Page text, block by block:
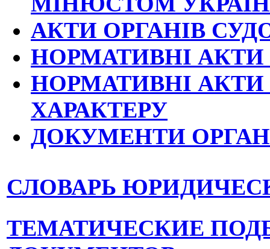
АКТИ ОРГАНІВ
НОРМАТИВНІ
НОРМАТИВНІ
ХАРАКТЕРУ
ДОКУМЕНТИ
СЛОВАРЬ
ТЕМАТИЧЕСКИЕ